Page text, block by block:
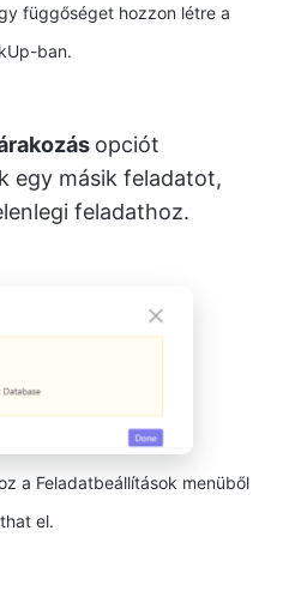
függőséget hozzon létre a
ban.
opciót
egy másik feladatot,
feladathoz.
a Feladatbeállítások menüből
el.